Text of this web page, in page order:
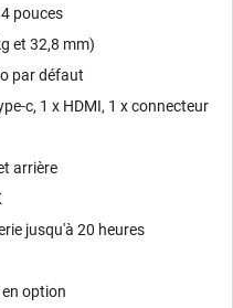
pouces
et 32,8 mm)
par défaut
c, 1 x HDMI, 1 x connecteur
arrière
jusqu'à 20 heures
en option